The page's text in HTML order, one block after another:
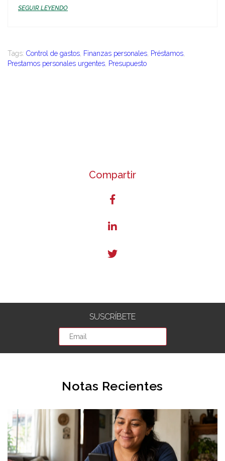
SEGUIR LEYENDO
Tags: Control de gastos, Finanzas personales, Préstamos,
Prestamos personales urgentes, Presupuesto
Compartir
SUSCRÍBETE
Notas Recientes